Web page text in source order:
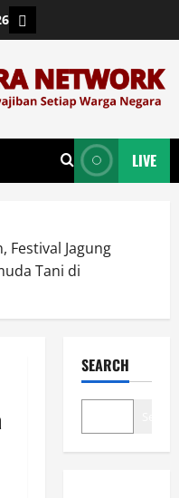
Login
LIVE
Festival Jagung
Tani di
SEARCH